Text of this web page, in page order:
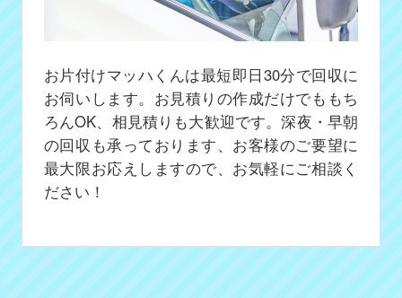
お片付けマッハくんは最短即日30分で回収に
お伺いします。お見積りの作成だけでももち
ろんOK、相見積りも大歓迎です。深夜・早朝
の回収も承っております、お客様のご要望に
最大限お応えしますので、お気軽にご相談く
ださい！